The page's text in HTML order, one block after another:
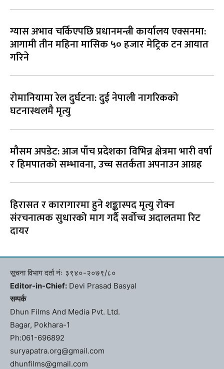
ग्यास अभाव चर्किएपछि प्रधानमन्त्री कार्यालय एक्सनमा:
आगामी तीन महिना मासिक ५० हजार मेट्रिक टन आयात
गरिने
रोमानियामा रेल दुर्घटना: दुई नेपाली नागरिकको
घटनास्थलमै मृत्यु
मौसम अपडेट: आज पाँच प्रदेशका विभिन्न क्षेत्रमा भारी वर्षा
र हिमपातको सम्भावना, उच्च सतर्कता अपनाउन आग्रह
हिरासत र कारागारमा हुने शङ्कास्पद मृत्यु रोक्न
संरचनात्मक सुधारको माग गर्दै सर्वोच्च अदालतमा रिट
दायर
सूचना विभाग दर्ता नंः ३९४०-२०७९/८०
Editor-in-Chief: Devi Prasad Basyal
सम्पर्क
Dhun Films And Media Pvt. Ltd.
Bagar, Pokhara-1
Ph:061-696892
suryapatra.org@gmail.com
dhunfilms@gmail.com